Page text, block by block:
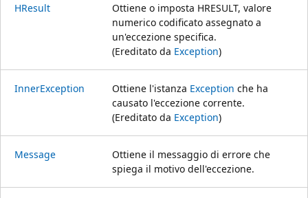
HResult
Ottiene o imposta HRESULT, valore
numerico codificato assegnato a
un'eccezione specifica.
(Ereditato da Exception)
InnerException Ottiene l'istanza Exception che ha
causato l'eccezione corrente.
(Ereditato da Exception)
Message
Ottiene il messaggio di errore che
spiega il motivo dell'eccezione.